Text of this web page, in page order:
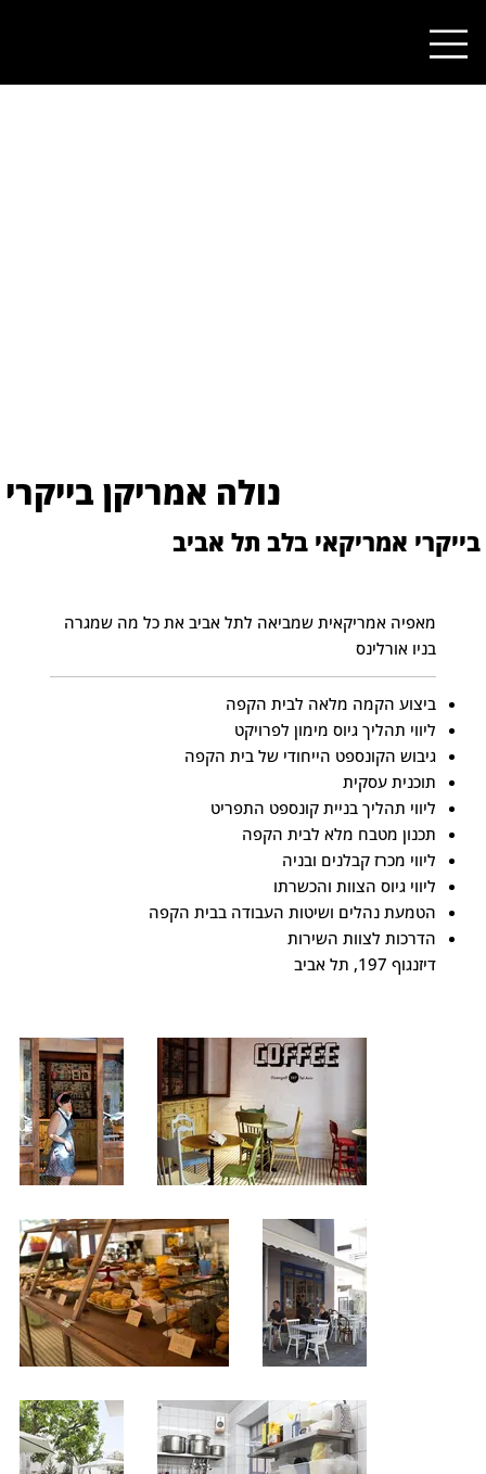
נולה אמריקן בייקרי
בייקרי אמריקאי בלב תל אביב
מאפיה אמריקאית שמביאה לתל אביב את כל מה שמגרה
בניו אורלינס
ביצוע הקמה מלאה לבית הקפה
ליווי תהליך גיוס מימון לפרויקט
גיבוש הקונספט הייחודי של בית הקפה
תוכנית עסקית
ליווי תהליך בניית קונספט התפריט
תכנון מטבח מלא לבית הקפה
ליווי מכרז קבלנים ובניה
ליווי גיוס הצוות והכשרתו
הטמעת נהלים ושיטות העבודה בבית הקפה
הדרכות לצוות השירות
דיזנגוף 197, תל אביב